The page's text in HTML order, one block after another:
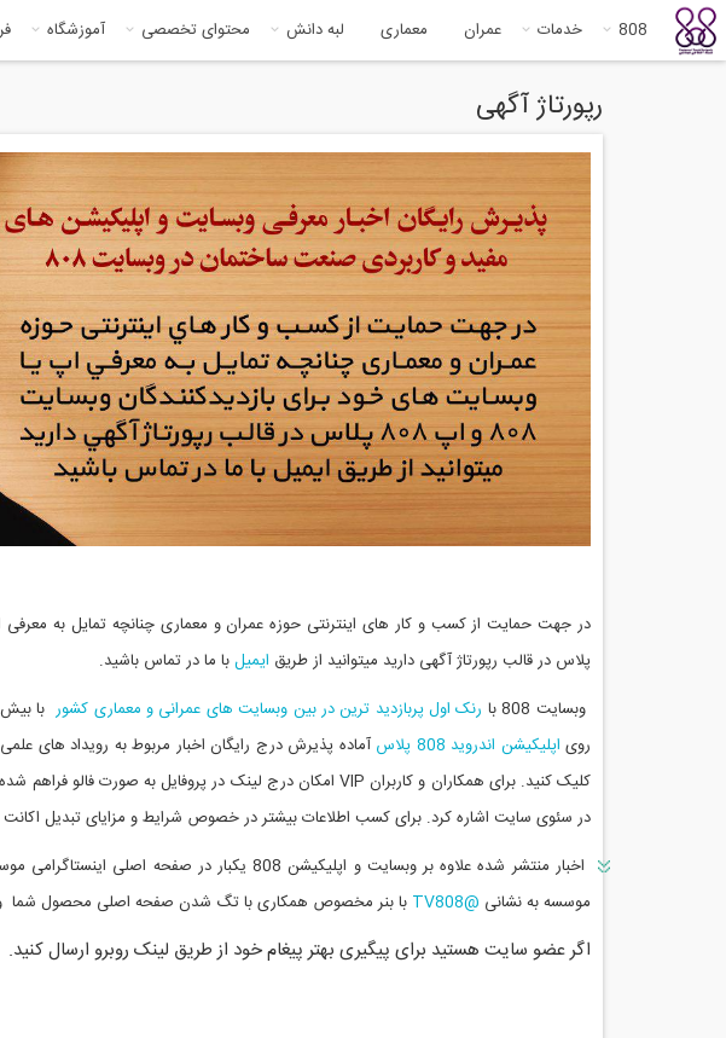
808 خدمات عمران معماری لبه دانش محتوای تخصصی آموزشگاه
رپورتاژ آگهی
پلاس در قالب رپورتاژ آگهی داريد ميتوانيد از طريق ايميلبا ما در تماس باشيد.
وبسایت 808 با
رنک اول پربازدید ترین در بین وبسایت های عمرانی و معماری کشور
روی اپلیکیشن اندروید 808 پلاس آماده پذیرش درج رایگان اخبار مربوط به رویداد های
کلیک کنید. برای همکاران و کاربران VIP امکان درج لینک در پروفایل به صورت فالو
فراهم
در سئوی سایت اشاره کرد. برای کسب اطلاعات بیشتر در خصوص شرایط و مزایای تبدیل اکانت
اخبار منتشر شده علاوه بر وبسایت و اپلیکیشن 808 یکبار در صفحه اصلی اینستاگرامی موسسه به نشانی
موسسه به نشانی @TV808 با بنر مخصوص همکاری با تگ شدن صفحه اصلی محصول شما و
اگر عضو سایت هستید برای پیگیری بهتر پیغام خود از طریق لینک روبرو ارسال کنید.